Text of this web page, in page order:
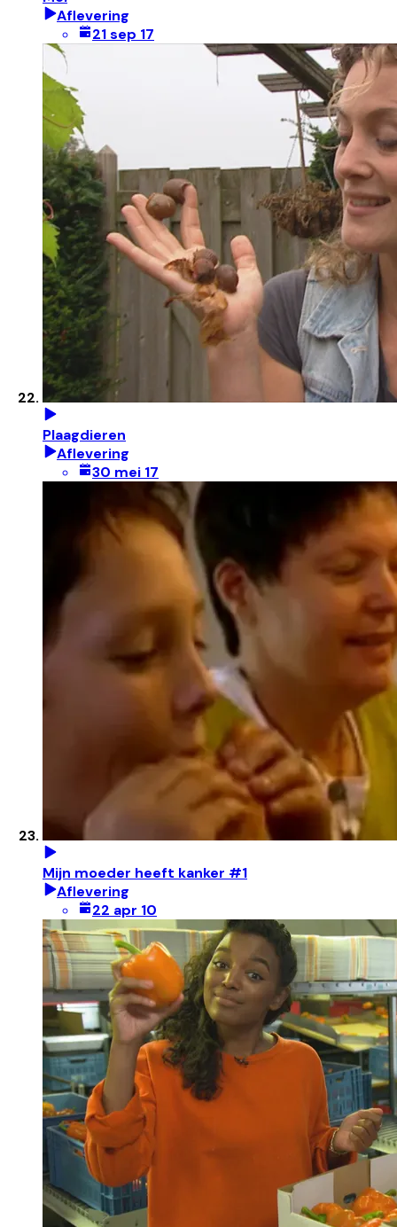
Aflevering
21 sep 17
Plaagdieren
Aflevering
30 mei 17
Mijn moeder heeft kanker #1
Aflevering
22 apr 10